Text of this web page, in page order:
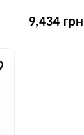
9,434 грн